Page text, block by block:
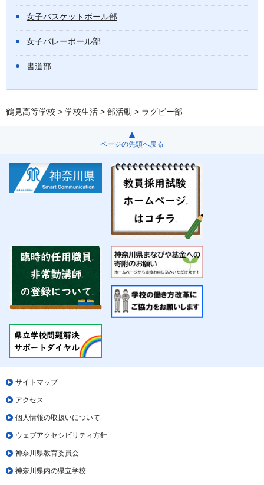
女子バスケットボール部
女子バレーボール部
書道部
鶴見高等学校 > 学校生活 > 部活動 > ラグビー部
ページの先頭へ戻る
サイトマップ
アクセス
個人情報の取扱いについて
ウェブアクセシビリティ方針
神奈川県教育委員会
神奈川県内の県立学校